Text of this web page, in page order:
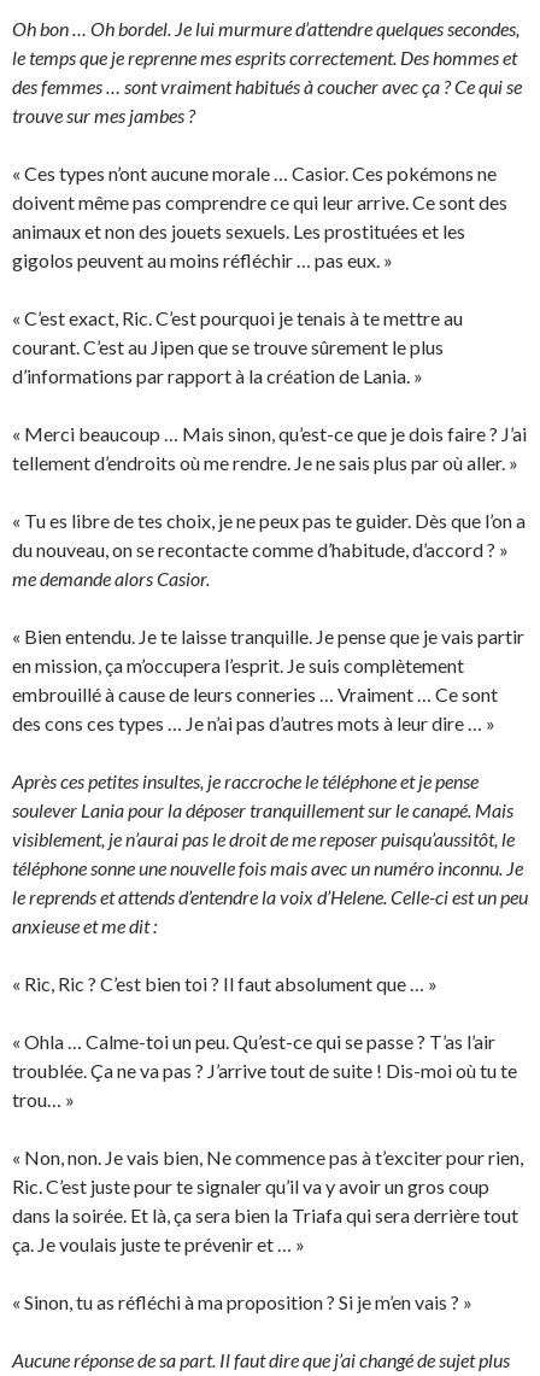
Oh bon … Oh bordel. Je lui murmure d’attendre quelques secondes,
le temps que je reprenne mes esprits correctement. Des hommes et
des femmes … sont vraiment habitués à coucher avec ça ? Ce qui se
trouve sur mes jambes ?
« Ces types n’ont aucune morale … Casior. Ces pokémons ne
doivent même pas comprendre ce qui leur arrive. Ce sont des
animaux et non des jouets sexuels. Les prostituées et les
gigolos peuvent au moins réfléchir … pas eux. »
« C’est exact, Ric. C’est pourquoi je tenais à te mettre au
courant. C’est au Jipen que se trouve sûrement le plus
d’informations par rapport à la création de Lania. »
« Merci beaucoup … Mais sinon, qu’est-ce que je dois faire ? J’ai
tellement d’endroits où me rendre. Je ne sais plus par où aller. »
« Tu es libre de tes choix, je ne peux pas te guider. Dès que l’on a
du nouveau, on se recontacte comme d’habitude, d’accord ? »
me demande alors Casior.
« Bien entendu. Je te laisse tranquille. Je pense que je vais partir
en mission, ça m’occupera l’esprit. Je suis complètement
embrouillé à cause de leurs conneries … Vraiment … Ce sont
des cons ces types … Je n’ai pas d’autres mots à leur dire … »
Après ces petites insultes, je raccroche le téléphone et je pense
soulever Lania pour la déposer tranquillement sur le canapé. Mais
visiblement, je n’aurai pas le droit de me reposer puisqu’aussitôt, le
téléphone sonne une nouvelle fois mais avec un numéro inconnu. Je
le reprends et attends d’entendre la voix d’Helene. Celle-ci est un peu
anxieuse et me dit :
« Ric, Ric ? C’est bien toi ? Il faut absolument que … »
« Ohla … Calme-toi un peu. Qu’est-ce qui se passe ? T’as l’air
troublée. Ça ne va pas ? J’arrive tout de suite ! Dis-moi où tu te
trou… »
« Non, non. Je vais bien, Ne commence pas à t’exciter pour rien,
Ric. C’est juste pour te signaler qu’il va y avoir un gros coup
dans la soirée. Et là, ça sera bien la Triafa qui sera derrière tout
ça. Je voulais juste te prévenir et … »
« Sinon, tu as réfléchi à ma proposition ? Si je m’en vais ? »
Aucune réponse de sa part. Il faut dire que j’ai changé de sujet plus